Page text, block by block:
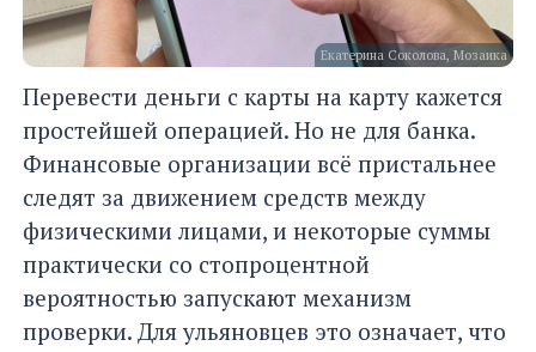
Екатерина Соколова, Мозаика
Перевести деньги с карты на карту кажется
простейшей операцией. Но не для банка.
Финансовые организации всё пристальнее
следят за движением средств между
физическими лицами, и некоторые суммы
практически со стопроцентной
вероятностью запускают механизм
проверки. Для ульяновцев это означает, что